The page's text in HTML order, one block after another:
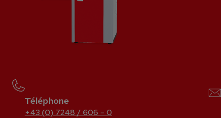
Téléphone
+43 (0) 7248 / 606 – 0